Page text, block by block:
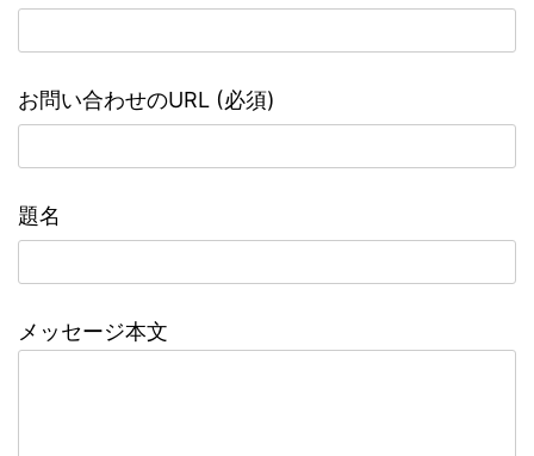
お問い合わせのURL (必須)
題名
メッセージ本文